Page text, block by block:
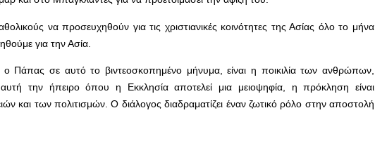
να προσευχηθούν για τις χριστιανικές κοινότητες της Ασίας όλο το μήνα
για την Ασία.
Πάπας σε αυτό το βιντεοσκοπημένο μήνυμα, είναι η ποικιλία των ανθρώπων,
την ήπειρο όπου η Εκκλησία αποτελεί μια μειοψηφία, η πρόκληση είναι
των πολιτισμών. Ο διάλογος διαδραματίζει έναν ζωτικό ρόλο στην αποστολή